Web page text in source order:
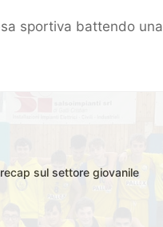
sportiva battendo una
sul settore giovanile